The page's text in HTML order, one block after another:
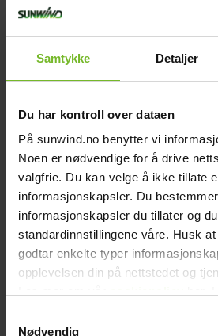
Samtykke Detaljer
Du har kontroll over dataen
På sunwind.no benytter vi
Noen er nødvendige for å drive
valgfrie. Du kan velge å ikke tillate
informasjonskapsler. Du
informasjonskapsler du tillater og
standardinnstillingene våre. Husk
godtar enkelte typer
opplevelsen din på nettstedet og
Nødvendig
Toalett
Wallas
CC 3m
Köp fler få 15%
info Erbjudandet gäller från 2026-07-09
I lager. 2-5 arbetsdagar leveranstid.
Köp produkt
Click & collect
Lägg till i jämförelse
Bonus på alla köp
När du beställer på nätet